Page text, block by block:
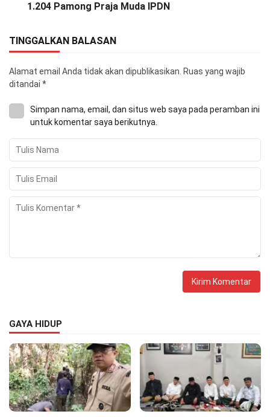
1.204 Pamong Praja Muda IPDN
TINGGALKAN BALASAN
Alamat email Anda tidak akan dipublikasikan. Ruas yang wajib
ditandai *
Simpan nama, email, dan situs web saya pada peramban ini
untuk komentar saya berikutnya.
GAYA HIDUP